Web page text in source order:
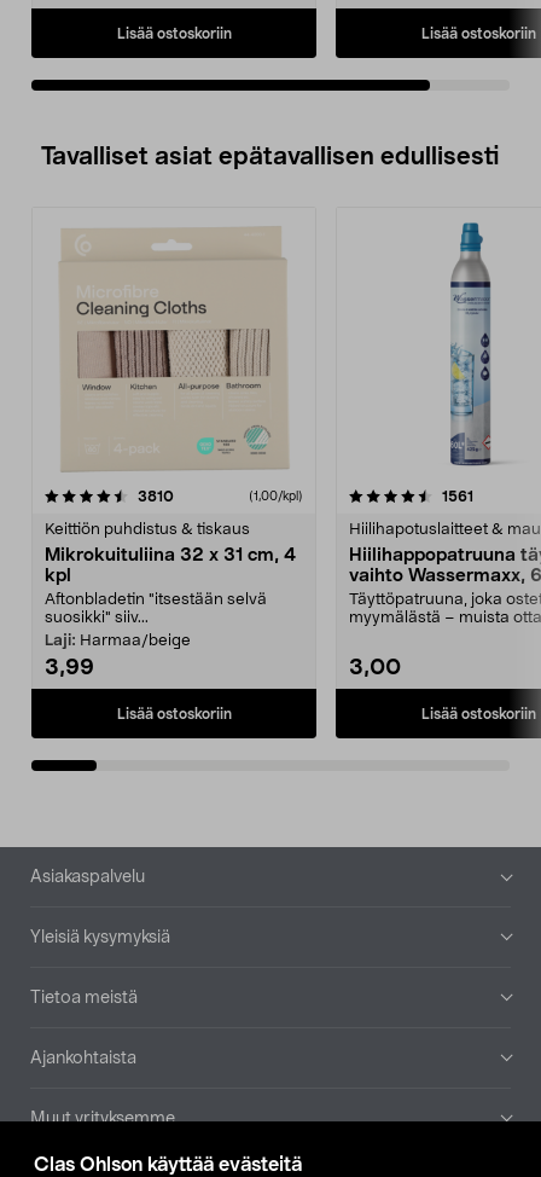
Clas Ohlson käyttää evästeitä
Lisää ostoskoriin Lisää ostoskoriin
Tavalliset asiat epätavallisen edullisesti
3810arvostelut (1,00/kpl)
Keittiön puhdistus & tiskaus
Mikrokuituliina 32 x 31 cm, 4
kpl
Aftonbladetin "itsestään selvä
suosikki" siiv...
Laji: Harmaa/beige
3,99
Lisää ostoskoriin
4.5viidestä
1561
Hiilihapotuslaitteet &
Hiilihappopatruuna
vaihto Wassermaxx,
Täyttöpatruuna, joka
myymälästä – muista
3,00
Lisää ostoskoriin
4.5viidestä
Alatunniste
Asiakaspalvelu
Yleisiä kysymyksiä
Tietoa meistä
Ajankohtaista
Muut yrityksemme